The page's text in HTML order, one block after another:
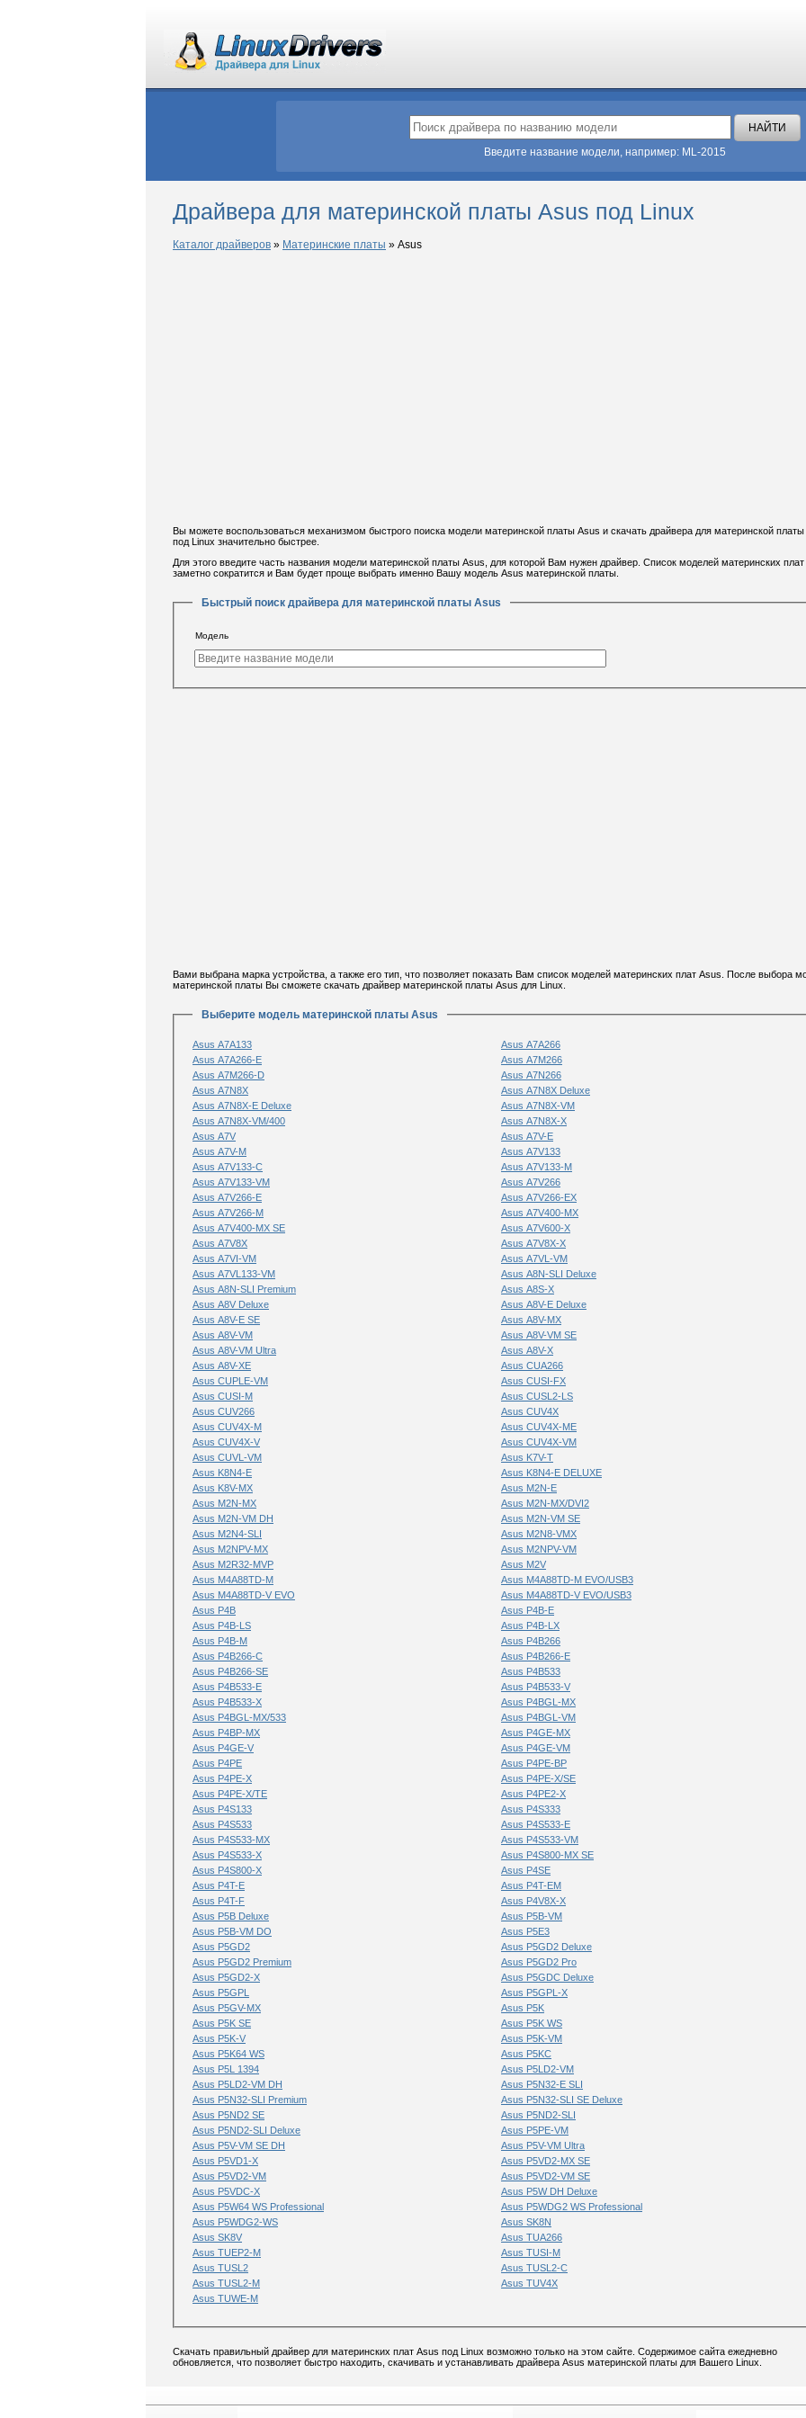
Введите название модели, например: ML-2015
Драйвера для материнской платы Asus под Linux
Каталог драйверов » Материнские платы » Asus
Вы можете воспользоваться механизмом быстрого поиска модели материнской платы Asus и скачать драйвера для материнской платы
под Linux значительно быстрее.
Для этого введите часть названия модели материнской платы Asus, для которой Вам нужен драйвер. Список моделей материнских плат
заметно сократится и Вам будет проще выбрать именно Вашу модель Asus материнской платы.
Быстрый поиск драйвера для материнской платы Asus
Модель
Вами выбрана марка устройства, а также его тип, что позволяет показать Вам список моделей материнских плат Asus. После выбора
материнской платы Вы сможете скачать драйвер материнской платы Asus для Linux.
Выберите модель материнской платы Asus
Asus A7A133
Asus A7A266
Asus A7A266-E
Asus A7M266
Asus A7M266-D
Asus A7N266
Asus A7N8X
Asus A7N8X Deluxe
Asus A7N8X-E Deluxe
Asus A7N8X-VM
Asus A7N8X-VM/400
Asus A7N8X-X
Asus A7V
Asus A7V-E
Asus A7V-M
Asus A7V133
Asus A7V133-C
Asus A7V133-M
Asus A7V133-VM
Asus A7V266
Asus A7V266-E
Asus A7V266-EX
Asus A7V266-M
Asus A7V400-MX
Asus A7V400-MX SE
Asus A7V600-X
Asus A7V8X
Asus A7V8X-X
Asus A7VI-VM
Asus A7VL-VM
Asus A7VL133-VM
Asus A8N-SLI Deluxe
Asus A8N-SLI Premium
Asus A8S-X
Asus A8V Deluxe
Asus A8V-E Deluxe
Asus A8V-E SE
Asus A8V-MX
Asus A8V-VM
Asus A8V-VM SE
Asus A8V-VM Ultra
Asus A8V-X
Asus A8V-XE
Asus CUA266
Asus CUPLE-VM
Asus CUSI-FX
Asus CUSI-M
Asus CUSL2-LS
Asus CUV266
Asus CUV4X
Asus CUV4X-M
Asus CUV4X-ME
Asus CUV4X-V
Asus CUV4X-VM
Asus CUVL-VM
Asus K7V-T
Asus K8N4-E
Asus K8N4-E DELUXE
Asus K8V-MX
Asus M2N-E
Asus M2N-MX
Asus M2N-MX/DVI2
Asus M2N-VM DH
Asus M2N-VM SE
Asus M2N4-SLI
Asus M2N8-VMX
Asus M2NPV-MX
Asus M2NPV-VM
Asus M2R32-MVP
Asus M2V
Asus M4A88TD-M
Asus M4A88TD-M EVO/USB3
Asus M4A88TD-V EVO
Asus M4A88TD-V EVO/USB3
Asus P4B
Asus P4B-E
Asus P4B-LS
Asus P4B-LX
Asus P4B-M
Asus P4B266
Asus P4B266-C
Asus P4B266-E
Asus P4B266-SE
Asus P4B533
Asus P4B533-E
Asus P4B533-V
Asus P4B533-X
Asus P4BGL-MX
Asus P4BGL-MX/533
Asus P4BGL-VM
Asus P4BP-MX
Asus P4GE-MX
Asus P4GE-V
Asus P4GE-VM
Asus P4PE
Asus P4PE-BP
Asus P4PE-X
Asus P4PE-X/SE
Asus P4PE-X/TE
Asus P4PE2-X
Asus P4S133
Asus P4S333
Asus P4S533
Asus P4S533-E
Asus P4S533-MX
Asus P4S533-VM
Asus P4S533-X
Asus P4S800-MX SE
Asus P4S800-X
Asus P4SE
Asus P4T-E
Asus P4T-EM
Asus P4T-F
Asus P4V8X-X
Asus P5B Deluxe
Asus P5B-VM
Asus P5B-VM DO
Asus P5E3
Asus P5GD2
Asus P5GD2 Deluxe
Asus P5GD2 Premium
Asus P5GD2 Pro
Asus P5GD2-X
Asus P5GDC Deluxe
Asus P5GPL
Asus P5GPL-X
Asus P5GV-MX
Asus P5K
Asus P5K SE
Asus P5K WS
Asus P5K-V
Asus P5K-VM
Asus P5K64 WS
Asus P5KC
Asus P5L 1394
Asus P5LD2-VM
Asus P5LD2-VM DH
Asus P5N32-E SLI
Asus P5N32-SLI Premium
Asus P5N32-SLI SE Deluxe
Asus P5ND2 SE
Asus P5ND2-SLI
Asus P5ND2-SLI Deluxe
Asus P5PE-VM
Asus P5V-VM SE DH
Asus P5V-VM Ultra
Asus P5VD1-X
Asus P5VD2-MX SE
Asus P5VD2-VM
Asus P5VD2-VM SE
Asus P5VDC-X
Asus P5W DH Deluxe
Asus P5W64 WS Professional
Asus P5WDG2 WS Professional
Asus P5WDG2-WS
Asus SK8N
Asus SK8V
Asus TUA266
Asus TUEP2-M
Asus TUSI-M
Asus TUSL2
Asus TUSL2-C
Asus TUSL2-M
Asus TUV4X
Asus TUWE-M
Скачать правильный драйвер для материнских плат Asus под Linux возможно только на этом сайте. Содержимое сайта ежедневно
обновляется, что позволяет быстро находить, скачивать и устанавливать драйвера Asus материнской платы для Вашего Linux.